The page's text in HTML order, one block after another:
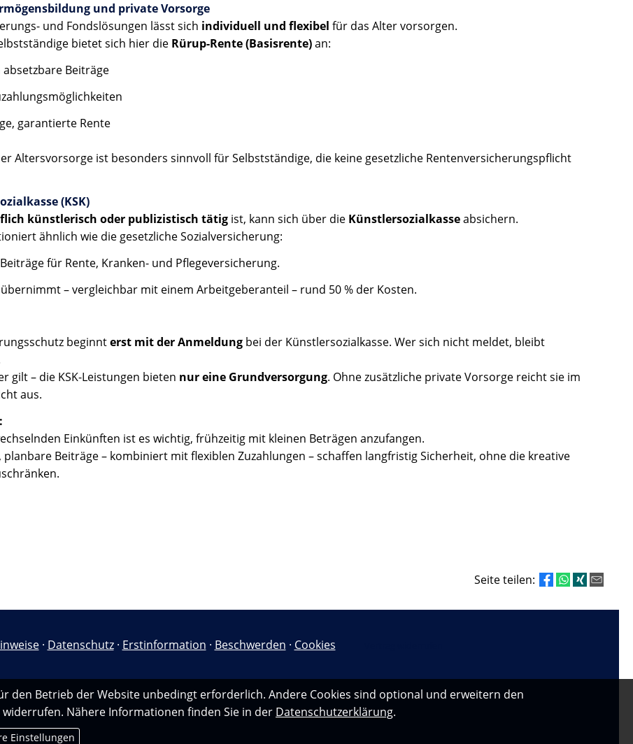
und private Vorsorge
und Fondslösungen lässt sich individuell und flexibel für das Alter vorsorgen.
bietet sich hier die Rürup-Rente (Basisrente)an:
Beiträge
garantierte Rente
Altersvorsorge ist besonders sinnvoll für Selbstständige, die keine gesetzliche Rentenversicherungspflicht
(KSK)
künstlerisch oder publizistisch tätig ist, kann sich über die Künstlersozialkasseabsichern.
ähnlich wie die gesetzliche Sozialversicherung:
für Rente, Kranken- und Pflegeversicherung.
– vergleichbar mit einem Arbeitgeberanteil – rund 50 % der Kosten.
beginnterst mit der Anmeldung bei der Künstlersozialkasse. Wer sich nicht meldet, bleibt
gilt – die KSK-Leistungen bieten nur eine Grundversorgung. Ohne zusätzliche private Vorsorge reicht sie im
aus.
Einkünften ist es wichtig, frühzeitig mit kleinen Beträgen anzufangen.
planbare Beiträge – kombiniert mit flexiblen Zuzahlungen – schaffen langfristig Sicherheit, ohne die kreative
Seite teilen:
· Datenschutz· Erstinformation · Beschwerden · Cookies
den Betrieb der Website unbedingt erforderlich. Andere Cookies sind optional und erweitern den
Nähere Informationen finden Sie in der Datenschutzerklärung.
Einstellungen